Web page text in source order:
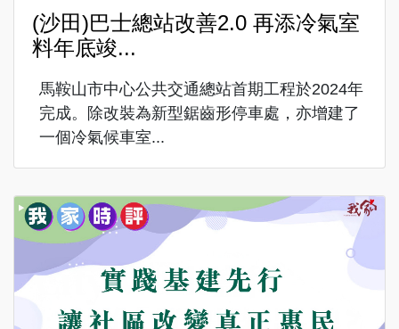
(沙田)巴士總站改善2.0 再添冷氣室
料年底竣...
馬鞍山市中心公共交通總站首期工程於2024年
完成。除改裝為新型鋸齒形停車處，亦增建了
一個冷氣候車室...